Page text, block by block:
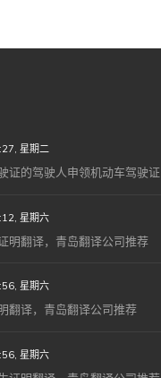
星期二
证的驾驶人申领机动车驾驶证
星期六
明翻译，青岛翻译公司推荐
星期六
翻译，青岛翻译公司推荐
星期六